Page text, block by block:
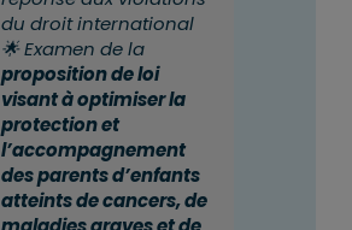
du droit international
🌟 Examen de la
proposition de loi
visant à optimiser la
protection et
l’accompagnement
des parents d’enfants
atteints de cancers, de